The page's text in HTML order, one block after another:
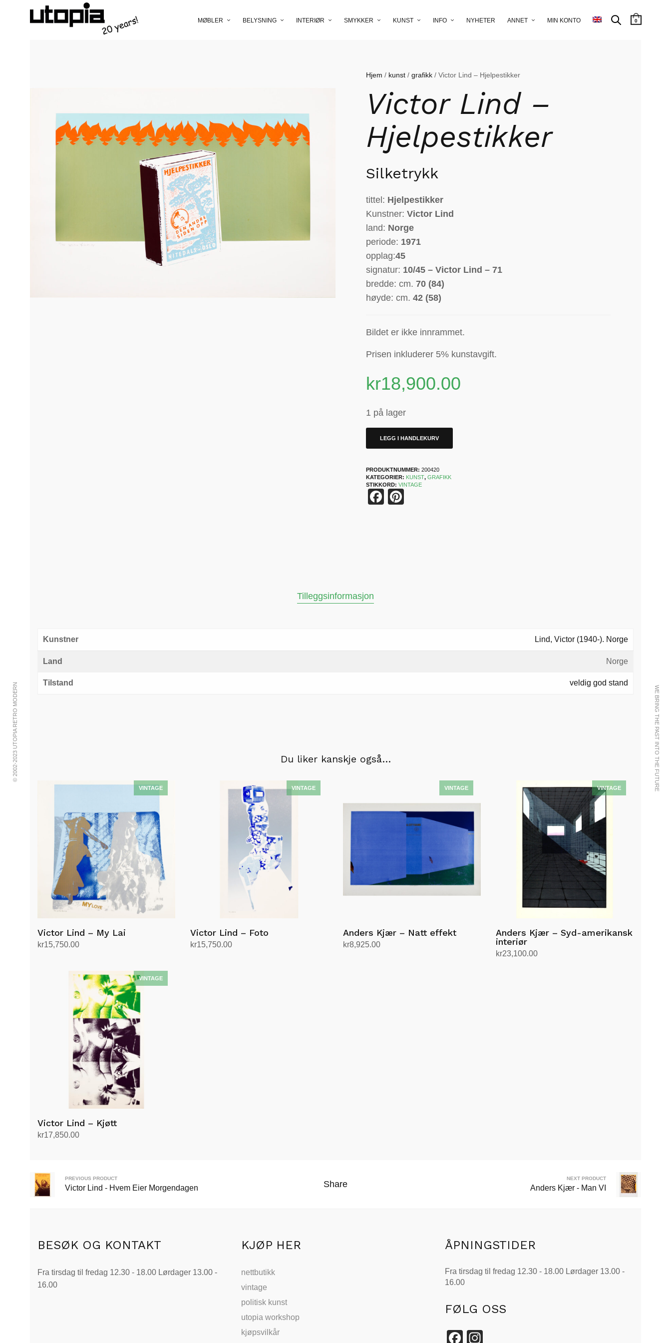
MØBLER BELYSNING INTERIØR SMYKKER KUNST INFO NYHETER ANNET MIN KONTO 0
© 2002-2023 UTOPIA RETRO MODERN WE BRING THE PAST INTO THE FUTURE
Hjem / kunst /grafikk / Victor Lind – Hjelpestikker
Victor Lind –
Hjelpestikker
Silketrykk
tittel: Hjelpestikker
Kunstner:Victor Lind
land: Norge
periode: 1971
opplag:45
signatur: 10/45 – Victor Lind – 71
bredde: cm.70 (84)
høyde: cm.42 (58)
Bildet er ikke innrammet.
Prisen inkluderer 5% kunstavgift.
kr18,900.00
1 på lager
LEGG I HANDLEKURV
PRODUKTNUMMER:200420
KATEGORIER: KUNST,GRAFIKK
STIKKORD:VINTAGE
Facebook
Tilleggsinformasjon
Kunstner Lind, Victor (1940-). Norge
Land Norge
Tilstand veldig god stand
Du liker kanskje også…
Victor Lind – My Lai
kr15,750.00
Victor Lind – Foto
kr15,750.00
Anders Kjær – Natt effekt
kr8,925.00
Anders Kjær – Syd-amerikansk
interiør
kr23,100.00
Victor Lind – Kjøtt
kr17,850.00
PREVIOUS PRODUCT
Victor Lind - Hvem Eier Morgendagen Share
NEXT PRODUCT
Anders Kjær - Man VI
BESØK OG KONTAKT
Fra tirsdag til fredag 12.30 - 18.00 Lørdager 13.00 -
16.00
KJØP HER
nettbutikk
vintage
politisk kunst
utopia workshop
kjøpsvilkår
ÅPNINGSTIDER
Fra tirsdag til fredag 12.30 - 18.00 Lørdager 13.00 -
16.00
FØLG OSS
Facebook